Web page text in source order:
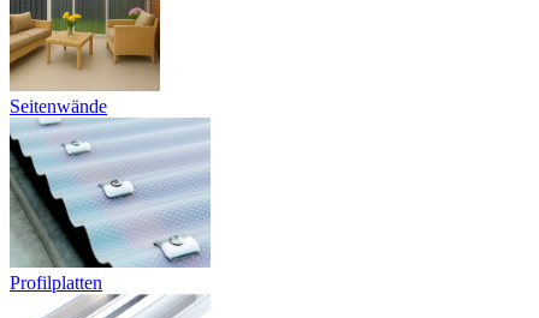
Seitenwände
Profilplatten